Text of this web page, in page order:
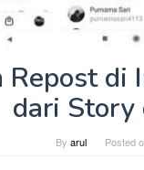
Repost di
dari Story
By arul Posted